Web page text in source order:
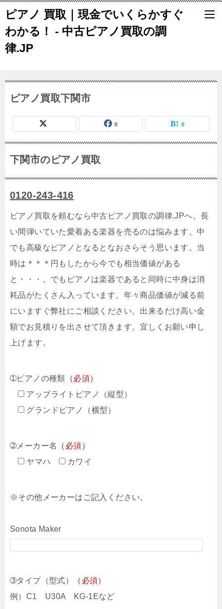
ピアノ 買取｜現金でいくらかすぐ
わかる！ - 中古ピアノ買取の調
律.JP
ピアノ買取下関市
0 0
下関市のピアノ買取
0120-243-416
ピアノ買取を頼むなら中古ピアノ買取の調律.JPへ。長
い間弾いていた愛着ある楽器を売るのは悩みます。中
でも高級なピアノとなるとなおさらそう思います。当
時は＊＊＊円もしたから今でも相当価値がある
と・・・。でもピアノは楽器であると同時に中身は消
耗品がたくさん入っています。年々商品価値が減る前
にいますぐ弊社にご相談ください。出来るだけ高い金
額でお見積りを出させて頂きます。宜しくお願い申し
上げます。
➀ピアノの種類 （必須）
アップライトピアノ（縦型）
グランドピアノ（横型）
➁メーカー名
（必須）
ヤマハ
カワイ
※その他メーカーはご記入ください。
Sonota Maker
➂タイプ（型式）
（必須）
例）C1 U30A KG-1Eなど